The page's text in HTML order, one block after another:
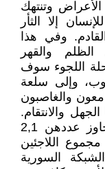
وتنتهك
إلا الثأر
وفي هذا
الظلم والقهر
اللجوء سوف
وإلى سلعة
والغاصبون
والانتقام.
ولم يشفع للاجئات السوريات الذي تجاوز عددهن 2,1
تقريباً 35% من مجموع اللاجئين
السورية